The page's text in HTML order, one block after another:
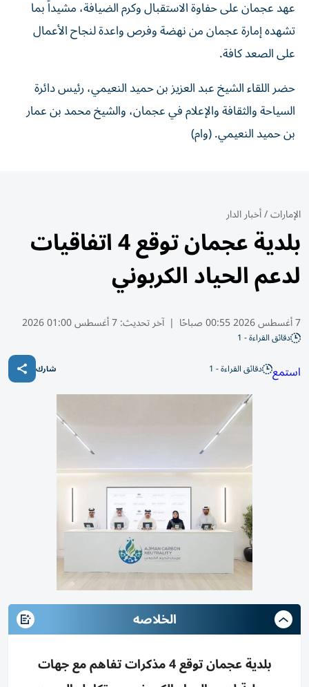
عهد عجمان على حفاوة الاستقبال وكرم الضيافة، مشيداً بما
تشهده إمارة عجمان من نهضة وفرص واعدة لنجاح الأعمال
على الصعد كافة.
حضر اللقاء الشيخ عبد العزيز بن حميد النعيمي، رئيس دائرة
السياحة والثقافة والإعلام في عجمان، والشيخ محمد بن عمار
بن حميد النعيمي. (وام)
الإمارات/أخبار الدار
بلدية عجمان توقع 4 اتفاقيات
لدعم الحياد الكربوني
7 أغسطس 2026 00:55 صباحًا | آخر تحديث:7 أغسطس 01:00 2026
دقائق القراءة - 1
استمع دقائق القراءة - 1 شارك
الخلاصه
بلدية عجمان توقع 4 مذكرات تفاهم مع جهات